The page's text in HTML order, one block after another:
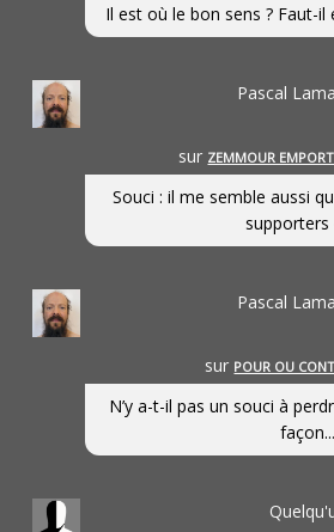
Il est où le bon sens ? Faut-il
Pascal
sur ZEMMOUR
Souci : il me semble aussi
supporters
Pascal
sur POUR OU
N’y a-t-il pas un souci à
façon...